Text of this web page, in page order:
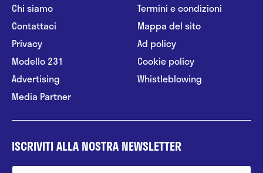
Chi siamo
Contattaci
Privacy
Modello 231
Advertising
Media Partner
Termini e condizioni
Mappa del sito
Ad policy
Cookie policy
Whistleblowing
ISCRIVITI ALLA NOSTRA NEWSLETTER